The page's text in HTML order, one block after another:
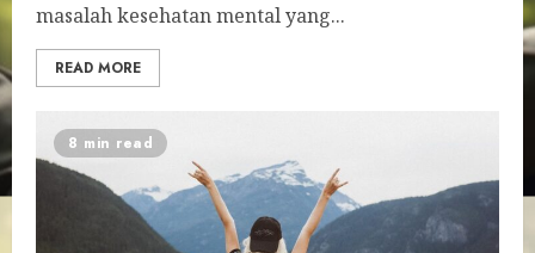
masalah kesehatan mental yang...
READ MORE
8 min read